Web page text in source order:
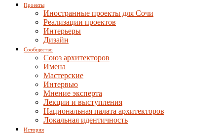
Проекты
Иностранные проекты для Сочи
Реализации проектов
Интерьеры
Дизайн
Сообщество
Союз архитекторов
Имена
Мастерские
Интервью
Мнение эксперта
Лекции и выступления
Национальная палата архитекторов
Локальная идентичность
История